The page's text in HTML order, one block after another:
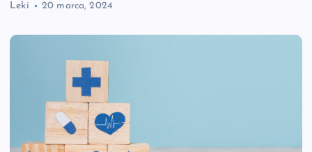
Leki 20 marca, 2024